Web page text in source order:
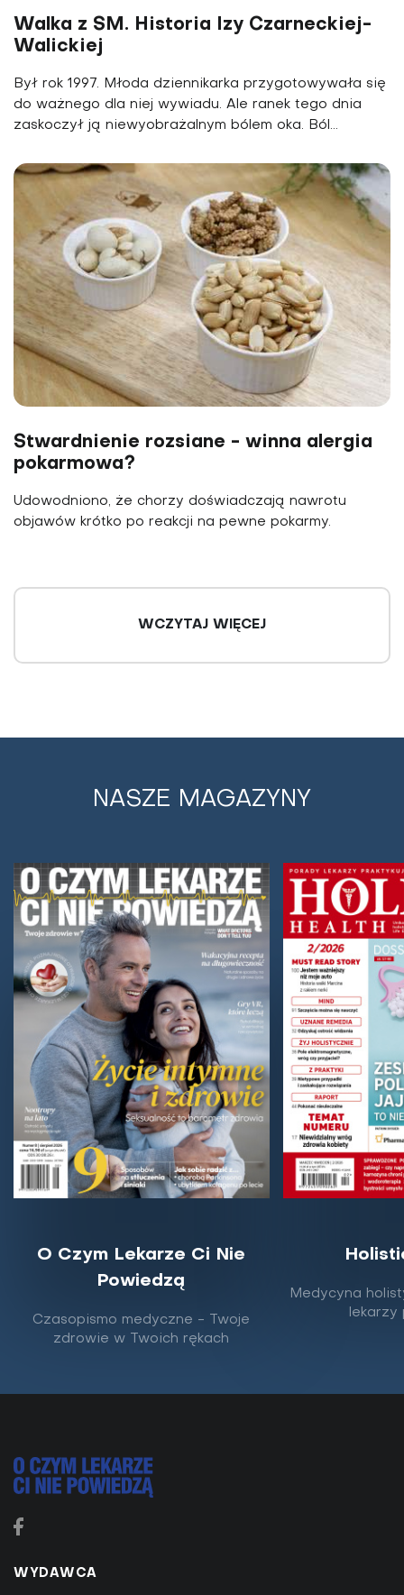
Walka z SM. Historia Izy Czarneckiej-
Walickiej
Był rok 1997. Młoda dziennikarka przygotowywała się
do ważnego dla niej wywiadu. Ale ranek tego dnia
zaskoczył ją niewyobrażalnym bólem oka. Ból...
Stwardnienie rozsiane - winna alergia
pokarmowa?
Udowodniono, że chorzy doświadczają nawrotu
objawów krótko po reakcji na pewne pokarmy.
SM bez leków?
Osoby cierpiące na stwardnienie rozsiane na ogół w
ciągu 10 lat od diagnozy trafiają na wózek inwalidzki.
Ale Audrey Smart od blisko 2 dekad...
Szansa dla chorych na stwardnienie
Poszukiwania leku na stwardnienie zanikowe boczne
WCZYTAJ WIĘCEJ
NASZE MAGAZYNY
O Czym Lekarze Ci Nie
Powiedzą
Czasopismo medyczne - Twoje
zdrowie w Twoich rękach
Medycyna
lekarzy
WYDAWCA